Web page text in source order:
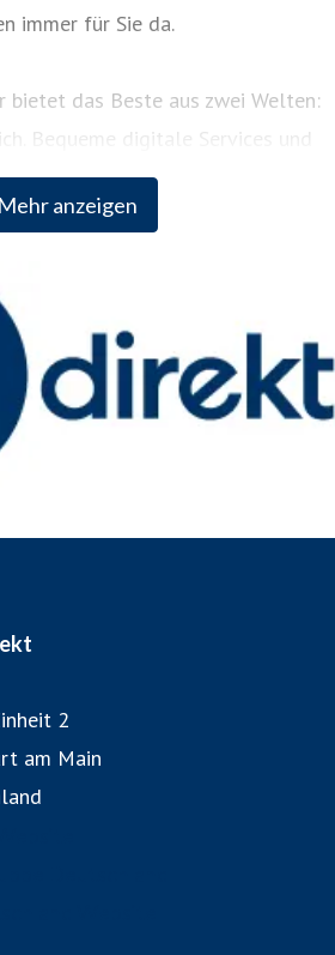
Mehr anzeigen
immer für Sie da.
bietet das Beste aus zwei Welten:
Bequeme digitale Services und
rund um die Uhr. Als Teil der
Zurich Insurance Group kombiniert
Unternehmensgruppe.
www.da-direkt.de
2
am Main